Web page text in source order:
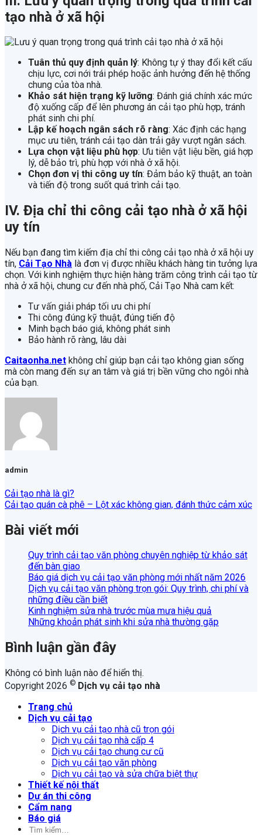
tạo nhà ở xã hội
Tuân thủ quy định quản lý: Không tự ý thay đổi kết cấu
chịu lực, cơi nới trái phép hoặc ảnh hưởng đến hệ thống
chung của tòa nhà.
Khảo sát hiện trạng kỹ lưỡng: Đánh giá chính xác mức
độ xuống cấp để lên phương án cải tạo phù hợp, tránh
phát sinh chi phí.
Lập kế hoạch ngân sách rõ ràng: Xác định các hạng
mục ưu tiên, tránh cải tạo dàn trải gây vượt ngân sách.
Lựa chọn vật liệu phù hợp: Ưu tiên vật liệu bền, giá hợp
lý, dễ bảo trì, phù hợp với nhà ở xã hội.
Chọn đơn vị thi công uy tín: Đảm bảo kỹ thuật, an toàn
và tiến độ trong suốt quá trình cải tạo.
IV. Địa chỉ thi công cải tạo nhà ở xã hội
uy tín
Nếu bạn đang tìm kiếm địa chỉ thi công cải tạo nhà ở xã hội uy
tín, Cải Tạo Nhà là đơn vị được nhiều khách hàng tin tưởng lựa
chọn. Với kinh nghiệm thực hiện hàng trăm công trình cải tạo từ
nhà ở xã hội, chung cư đến nhà phố, Cải Tạo Nhà cam kết:
Tư vấn giải pháp tối ưu chi phí
Thi công đúng kỹ thuật, đúng tiến độ
Minh bạch báo giá, không phát sinh
Bảo hành rõ ràng, lâu dài
Caitaonha.net không chỉ giúp bạn cải tạo không gian sống
mà còn mang đến sự an tâm và giá trị bền vững cho ngôi nhà
của bạn.
admin
Cải tạo nhà là gì?
Cải tạo quán cà phê – Lột xác không gian, đánh thức cảm xúc
Bài viết mới
Quy trình cải tạo văn phòng chuyên nghiệp từ khảo sát
đến bàn giao
Báo giá dịch vụ cải tạo văn phòng mới nhất năm 2026
Dịch vụ cải tạo văn phòng trọn gói: Quy trình, chi phí và
những điều cần biết
Kinh nghiệm sửa nhà trước mùa mưa hiệu quả
Những khoản phát sinh khi sửa nhà thường gặp
Bình luận gần đây
Không có bình luận nào để hiển thị.
Copyright 2026 © Dịch vụ cải tạo nhà
Trang chủ
Dịch vụ cải tạo
Dịch vụ cải tạo nhà cũ trọn gói
Dịch vụ cải tạo nhà cấp 4
Dịch vụ cải tạo chung cư cũ
Dịch vụ cải tạo văn phòng
Dịch vụ cải tạo và sửa chữa biệt thự
Thiết kế nội thất
Dự án thi công
Cẩm nang
Báo giá
Tìm